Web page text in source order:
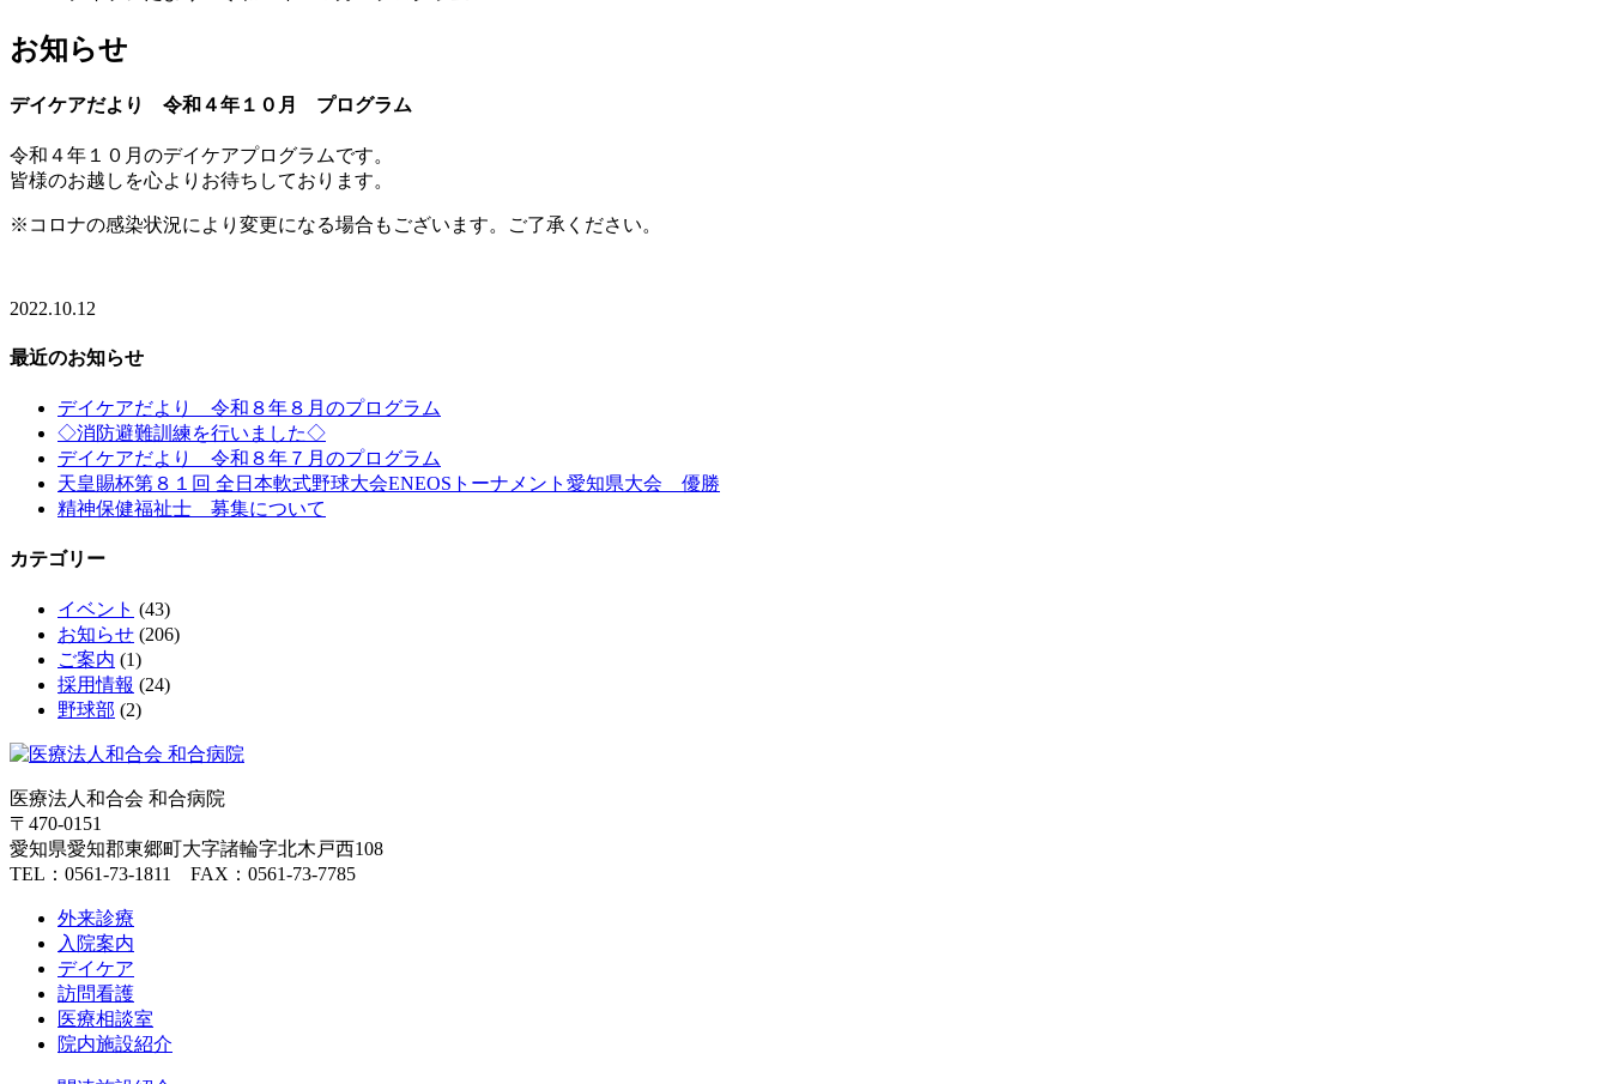
お知らせ
デイケアだより 令和４年１０月 プログラム
令和４年１０月のデイケアプログラムです。
皆様のお越しを心よりお待ちしております。
※コロナの感染状況により変更になる場合もございます。ご了承ください。
2022.10.12
最近のお知らせ
デイケアだより 令和８年８月のプログラム
◇消防避難訓練を行いました◇
デイケアだより 令和８年７月のプログラム
天皇賜杯第８１回 全日本軟式野球大会ENEOSトーナメント愛知県大会 優勝
精神保健福祉士 募集について
カテゴリー
イベント (43)
お知らせ (206)
ご案内 (1)
採用情報 (24)
野球部 (2)
医療法人和合会 和合病院
〒470-0151
愛知県愛知郡東郷町大字諸輪字北木戸西108
TEL：0561-73-1811 FAX：0561-73-7785
外来診療
入院案内
デイケア
訪問看護
医療相談室
院内施設紹介